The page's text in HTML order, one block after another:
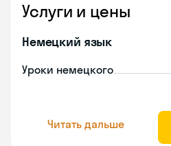
Услуги и цены
Немецкий язык
Уроки немецкого
Читать дальше